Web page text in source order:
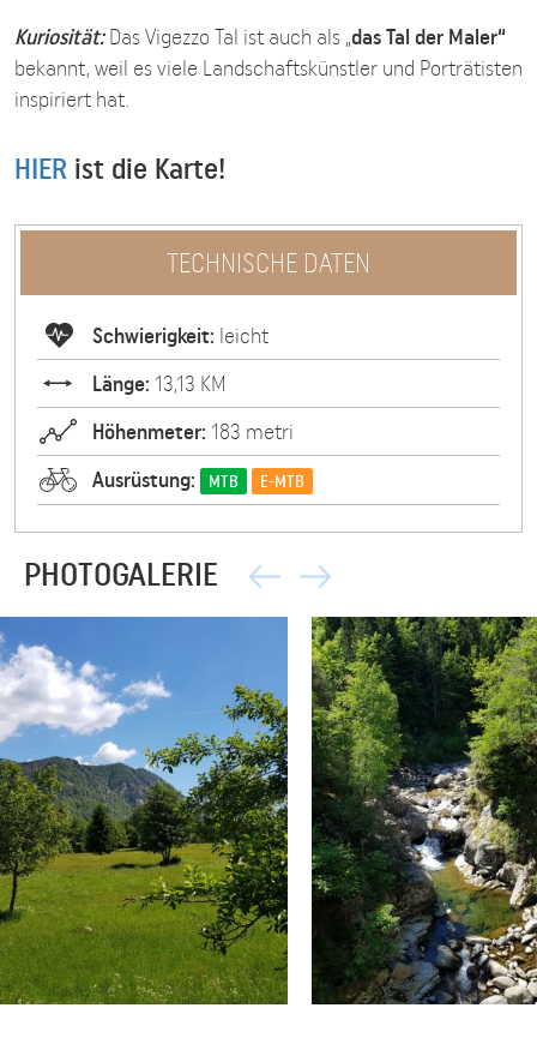
Kuriosität:Das Vigezzo Tal ist auch als „das Tal der Maler“
bekannt, weil es viele Landschaftskünstler und Porträtisten
inspiriert hat.
HIER ist die Karte!
TECHNISCHE DATEN
Schwierigkeit: leicht
Länge: 13,13 KM
Höhenmeter: 183 metri
Ausrüstung:
MTB E-MTB
PHOTOGALERIE